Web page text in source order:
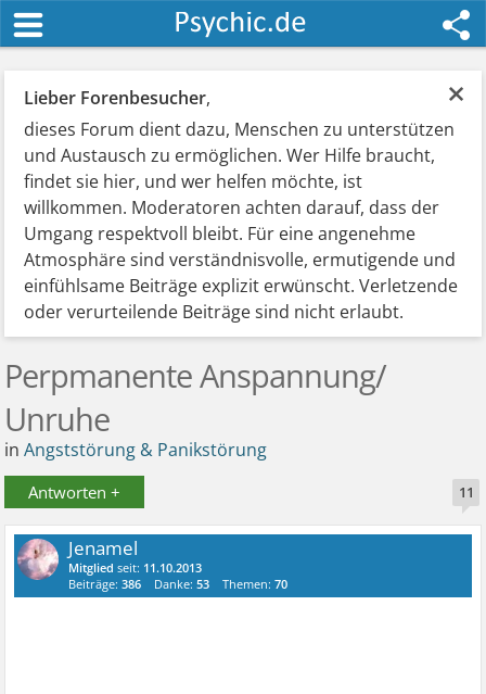
×
Lieber Forenbesucher,
dieses Forum dient dazu, Menschen zu unterstützen
und Austausch zu ermöglichen. Wer Hilfe braucht,
findet sie hier, und wer helfen möchte, ist
willkommen. Moderatoren achten darauf, dass der
Umgang respektvoll bleibt. Für eine angenehme
Atmosphäre sind verständnisvolle, ermutigende und
einfühlsame Beiträge explizit erwünscht. Verletzende
oder verurteilende Beiträge sind nicht erlaubt.
Perpmanente Anspannung/
Unruhe
inAngststörung & Panikstörung
Antworten + 11
Jenamel
Mitglied seit: 11.10.2013
Beiträge:386 Danke:53 Themen:70